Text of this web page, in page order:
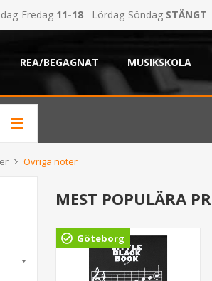
Fredag 11-18 Lördag-Söndag STÄNGT
REA/BEGAGNAT MUSIKSKOLA
Övriga noter
MEST POPULÄRA
Göteborg